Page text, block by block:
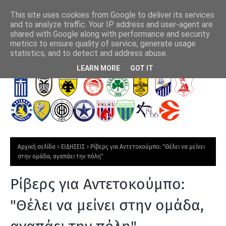
Ε
Υ
Τ
Ι
Α
Primeira Liga 2026-27: Ο απόλυτος στοιχηματικός οδηγός της
Αρχική σελίδα ΕΙΔΗΣΕΙΣ
Ρίβερς για Αντετοκούμπο: "Θέλει να μείνει
στην ομάδα, αγαπάει την πόλη"
Ρίβερς για Αντετοκούμπο:
"Θέλει να μείνει στην ομάδα,
This site uses cookies from Google to deliver its services
and to analyze traffic. Your IP address and user-agent are
shared with Google along with performance and security
metrics to ensure quality of service, generate usage
statistics, and to detect and address abuse.
LEARN MORE GOT IT